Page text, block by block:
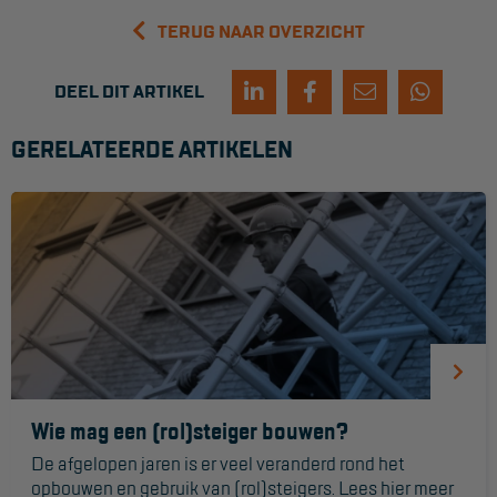
Hangbruginstallaties
Schilderwerkzaamheden
Hoogwerkers
Telescoop hoogwerkers
Knikarmhoogwerkers
Spinhoogwerkers
Schaarhoogwerkers
Masthoogwerkers
Autohoogwerkers
TERUG NAAR OVERZICHT
DEEL DIT ARTIKEL
GERELATEERDE ARTIKELEN
Wie mag een (rol)steiger bouwen?
De afgelopen jaren is er veel veranderd rond het
opbouwen en gebruik van (rol)steigers. Lees hier meer